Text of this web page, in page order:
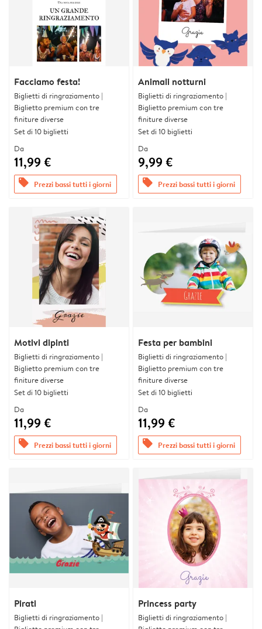
Facciamo festa!
Biglietti di ringraziamento |
Biglietto premium con tre
finiture diverse
Set di 10 biglietti
Da
11,99 €
offers Prezzi bassi tutti i giorni
Animali notturni
Biglietti di ringraziamento |
Biglietto premium con tre
finiture diverse
Set di 10 biglietti
Da
9,99 €
offers Prezzi bassi tutti i giorni
Motivi dipinti
Biglietti di ringraziamento |
Biglietto premium con tre
finiture diverse
Set di 10 biglietti
Da
11,99 €
offers Prezzi bassi tutti i giorni
Festa per bambini
Biglietti di ringraziamento |
Biglietto premium con tre
finiture diverse
Set di 10 biglietti
Da
11,99 €
offers Prezzi bassi tutti i giorni
Pirati
Biglietti di ringraziamento |
Princess party
Biglietti di ringraziamento |